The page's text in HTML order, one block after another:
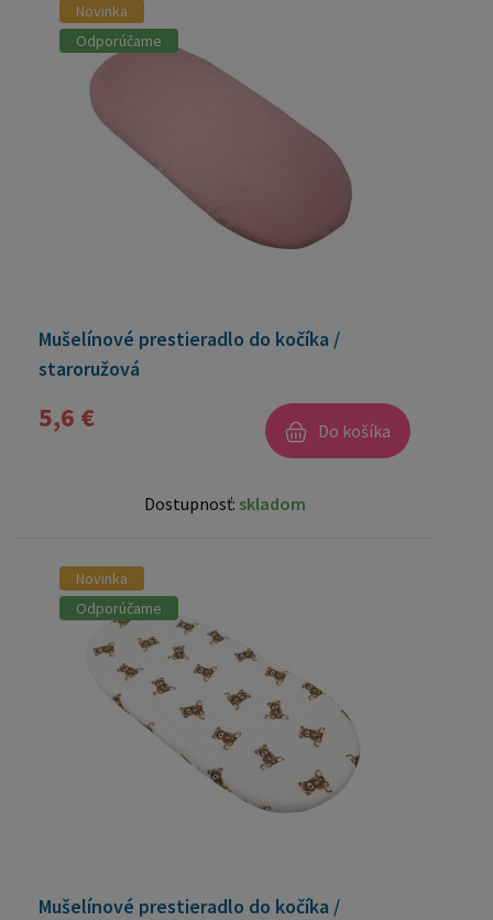
Novinka
Odporúčame
Mušelínové prestieradlo do kočíka /
staroružová
5,6 € Do košíka
Dostupnosť: skladom
Novinka
Odporúčame
Mušelínové prestieradlo do kočíka /